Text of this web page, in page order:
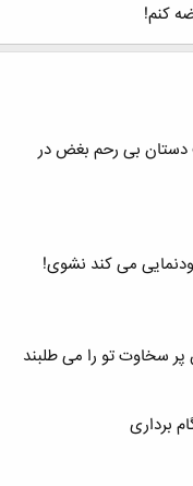
کنم!
دستان بی رحم بغض در
می کند نشوی!
پر سخاوت تو را می طلبند
برداری